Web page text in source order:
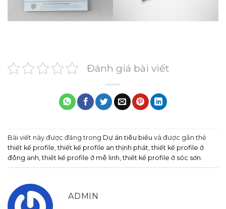
Đánh giá bài viết
Bài viết này được đăng trong Dự án tiêu biểu và được gắn thẻ
thiết kế profile ,thiết kế profile an thịnh phát ,thiết kế profile ở
đông anh ,thiết kế profile ở mê linh ,thiết kế profile ở sóc sơn
ADMIN